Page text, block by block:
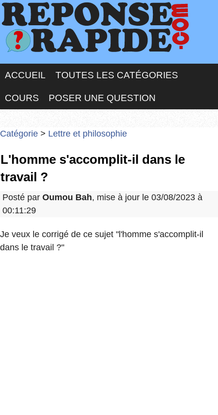
ACCUEIL TOUTES LES CATÉGORIES
COURS POSER UNE QUESTION
Catégorie > Lettre et philosophie
L'homme s'accomplit-il dans le
travail ?
Posté par Oumou Bah, mise à jour le 03/08/2023 à
00:11:29
Je veux le corrigé de ce sujet "l'homme s'accomplit-il
dans le travail ?"